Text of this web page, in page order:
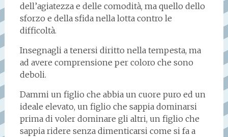
dell’agiatezza e delle comodità, ma quello dello
sforzo e della sfida nella lotta contro le
difficoltà.
Insegnagli a tenersi diritto nella tempesta, ma
ad avere comprensione per coloro che sono
deboli.
Dammi un figlio che abbia un cuore puro ed un
ideale elevato, un figlio che sappia dominarsi
prima di voler dominare gli altri, un figlio che
sappia ridere senza dimenticarsi come si fa a